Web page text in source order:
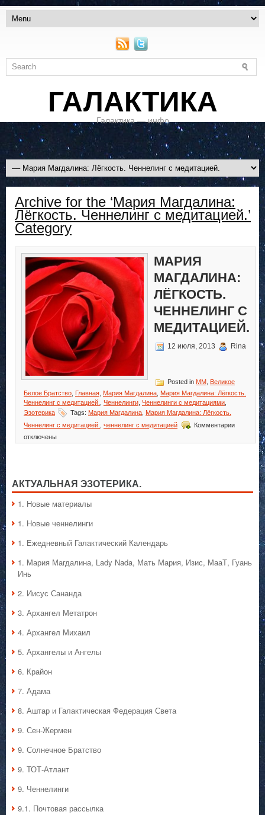
ГАЛАКТИКА
Галактика — инфо
Archive for the ‘Мария Магдалина:
Лёгкость. Ченнелинг с медитацией.’
Category
МАРИЯ
МАГДАЛИНА:
ЛЁГКОСТЬ.
ЧЕННЕЛИНГ С
МЕДИТАЦИЕЙ.
12 июля, 2013 Rina
Posted in MM Великое
Белое Братство Главная Мария Магдалина Мария Магдалина: Лёгкость.
Ченнелинг с медитацией.
Ченнелинги Ченнелинги с медитациями
Эзотерика
Tags: Мария Магдалина Мария Магдалина: Лёгкость.
Ченнелинг с медитацией.
ченнелинг с медитацией Комментариик
Мария
Лёгкость.
Ченнелинг
отключены
АКТУАЛЬНАЯ ЭЗОТЕРИКА.
1. Hовые материалы
1. Hовые ченнелинги
1. Ежедневный Галактический Календарь
1. Мария Магдалина, Lady Nada, Мать Мария, Изис, МааТ, Гуань
Инь
2. Иисус Сананда
3. Архангел Метатрон
4. Архангел Михаил
5. Архангелы и Ангелы
6. Крайон
7. Адама
8. Аштар и Галактическая Федерация Света
9. Сен-Жермен
9. Солнечное Братство
9. ТОТ-Атлант
9. Ченнелинги
9.1. Почтовая рассылка